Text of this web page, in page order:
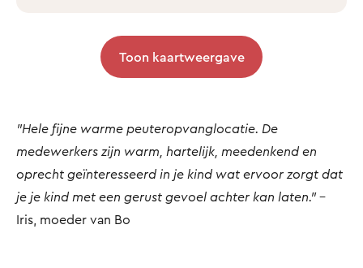
Toon kaartweergave
"Hele fijne warme peuteropvanglocatie. De
medewerkers zijn warm, hartelijk, meedenkend en
oprecht geïnteresseerd in je kind wat ervoor zorgt dat
je je kind met een gerust gevoel achter kan laten."-
Iris, moeder van Bo